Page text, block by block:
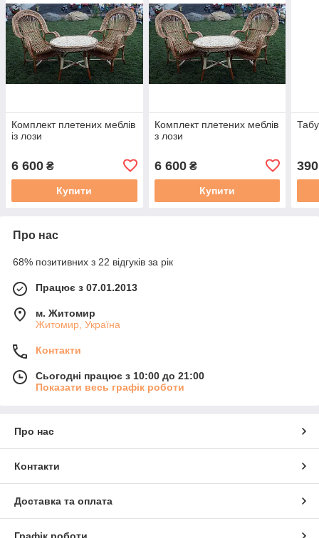
Комплект плетених меблів
із лози
6 600 ₴
Купити
Комплект плетених меблів
з лози
6 600₴
Купити
390
Про нас
68% позитивних з 22 відгуків за рік
Працює з 07.01.2013
м. Житомир
Житомир, Україна
Контакти
Сьогодні працює з 10:00 до 21:00
Показати весь графік роботи
Про нас
Контакти
Доставка та оплата
Графік роботи